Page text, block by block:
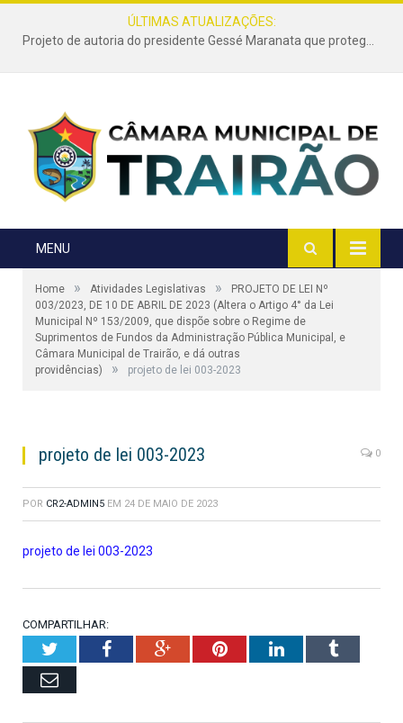
ÚLTIMAS ATUALIZAÇÕES:
Projeto de autoria do presidente Gessé Maranata que protege as estradas vicinais de Trairão é transformado em lei
MENU
Home » Atividades Legislativas »
PROJETO DE LEI Nº
003/2023, DE 10 DE ABRIL DE 2023 (Altera o Artigo 4° da Lei
Municipal Nº 153/2009, que dispõe sobre o Regime de
Suprimentos de Fundos da Administração Pública Municipal, e
Câmara Municipal de Trairão, e dá outras
providências)
» projeto de lei 003-2023
projeto de lei 003-2023 0
POR CR2-ADMIN5 EM 24 DE MAIO DE 2023
projeto de lei 003-2023
COMPARTILHAR:
TwitterFacebookGoogle+PinterestLinkedInTumblr
Email